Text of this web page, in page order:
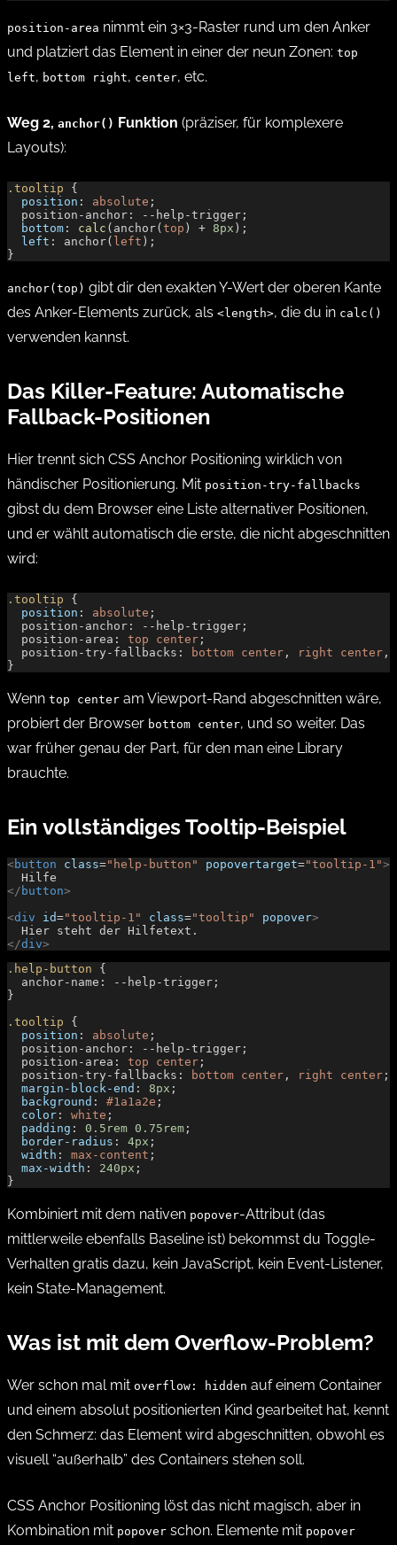
position-area nimmt ein 3×3-Raster rund um den Anker
und platziert das Element in einer der neun Zonen: top
left, bottom right, center, etc.
Weg 2, anchor() Funktion (präziser, für komplexere
Layouts):
.tooltip {
  position
: absolute ;
  position-anchor: --help-trigger;
  bottom
: calc (anchor( top ) + 8px );
  left
: anchor( left );
}
anchor(top) gibt dir den exakten Y-Wert der oberen Kante
des Anker-Elements zurück, als <length>, die du in calc()
verwenden kannst.
Das Killer-Feature: Automatische
Fallback-Positionen
Hier trennt sich CSS Anchor Positioning wirklich von
händischer Positionierung. Mit position-try-fallbacks
gibst du dem Browser eine Liste alternativer Positionen,
und er wählt automatisch die erste, die nicht abgeschnitten
wird:
.tooltip {
  position
: absolute ;
  position-anchor: --help-trigger;
  position-area:
top center ;
  position-try-fallbacks:
bottom center , right center ,
}
Wenn top center am Viewport-Rand abgeschnitten wäre,
probiert der Browser bottom center, und so weiter. Das
war früher genau der Part, für den man eine Library
brauchte.
Ein vollständiges Tooltip-Beispiel
<button class="help-button" popovertarget="tooltip-1">
  Hilfe
</ button>
<div id="tooltip-1" class="tooltip" popover>
  Hier steht der Hilfetext.
</div>
.help-button {
  anchor-name: --help-trigger;
}
.tooltip {
  position
: absolute ;
  position-anchor: --help-trigger;
  position-area:
top center ;
  position-try-fallbacks:
bottom center , right center ;
  margin-block-end
: 8px ;
  background
: #1a1a2e ;
  color
: white ;
  padding
: 0.5rem 0.75rem ;
  border-radius
: 4px ;
  width
: max-content ;
  max-width
: 240px ;
}
Kombiniert mit dem nativen popover-Attribut (das
mittlerweile ebenfalls Baseline ist) bekommst du Toggle-
Verhalten gratis dazu, kein JavaScript, kein Event-Listener,
kein State-Management.
Was ist mit dem Overflow-Problem?
Wer schon mal mit overflow: hidden auf einem Container
und einem absolut positionierten Kind gearbeitet hat, kennt
den Schmerz: das Element wird abgeschnitten, obwohl es
visuell “außerhalb” des Containers stehen soll.
CSS Anchor Positioning löst das nicht magisch, aber in
Kombination mit popover schon. Elemente mit popover